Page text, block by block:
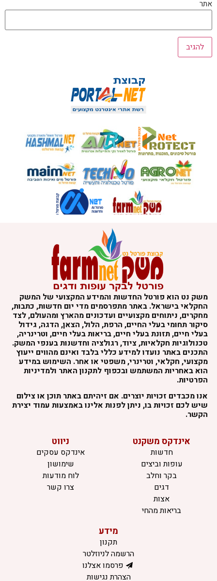
אתר
משק נט הוא פורטל החדשות והמידע המקצועי של המשק
החקלאי בישראל. באתר מתפרסמים מדי יום חדשות, כתבות,
מחקרים, ניתוחים מקצועיים ועדכונים מהארץ ומהעולם, לצד
סיקור תחומי בעלי החיים, הרפת, הלול, הצאן, הדגה, גידול
בעלי חיים, תזונת בעלי חיים, בריאות בעלי חיים, וטרינריה,
טכנולוגיות חקלאיות, ציוד, רגולציה וחדשנות בענפי המשק.
התכנים באתר נועדו למידע כללי בלבד ואינם מהווים ייעוץ
מקצועי, חקלאי, וטרינרי, משפטי או אחר. השימוש במידע
הוא באחריות המשתמש ובכפוף לתקנון האתר ולמדיניות
הפרטיות.
אנו מכבדים זכויות יוצרים. אם זיהיתם באתר תוכן או צילום
שיש לכם זכויות בו, ניתן לפנות אלינו באמצעות עמוד יצירת
הקשר.
אינדקס משקנט
חדשות
עופות וביצים
בקר וחלב
דגים
אצות
בריאות מהחי
ניווט
אינדקס עסקים
שימושון
לוח מודעות
צרו קשר
מידע
תקנון
הרשמה לניוזלטר
פרסמו אצלנו
הצהרת נגישות